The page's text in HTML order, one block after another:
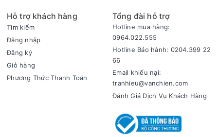
- Dung tích cối 1.75 lít của máy làm sữa hạt Kangaroo chứa
được nhiều loại thực phẩm, đáp ứng tốt nhu cầu chế biến
thực phẩm nhanh chóng, dễ dàng.
Tiện ích
- Khi bị quá tải trong quá trình hoạt động, máy sẽ tự động
ngắt để đảm bảo an toàn cho người sử dụng.
- Máy có chân đế chống trượt, đứng vững vàng trên mọi bề
- Thực phẩm trong khi nấu hoặc xay sẽ không bị tràn ra
ngoài nhờ trang bị nắp chống trào, giữ vệ sinh sạch sẽ cho
Hỗ trợ khách hàng
Tìm kiếm
Đăng nhập
Đăng ký
Giỏ hàng
Phương Thức Thanh Toán
Tổng đài hỗ trợ
Hotline mua hàng:
0964.022.555
Hotline Bảo hành: 0204.399 22
66
Email khiếu nại:
tranhieu@vanchien.com
Đánh Giá Dịch Vụ Khách Hàng